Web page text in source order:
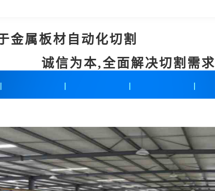
金属板材自动化切割
诚信为本,全面解决切割需求